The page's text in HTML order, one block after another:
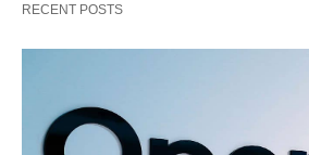
RECENT POSTS